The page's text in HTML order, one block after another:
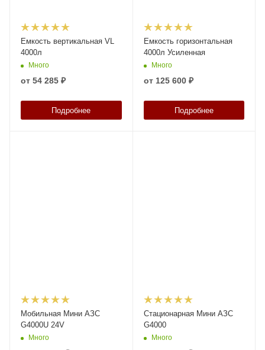
Емкость вертикальная VL
4000л
Много
от 54 285 ₽
Подробнее
Емкость горизонтальная
4000л Усиленная
Много
от 125 600 ₽
Подробнее
Мобильная Мини АЗС
G4000U 24V
Много
Стационарная Мини АЗС
G4000
Много